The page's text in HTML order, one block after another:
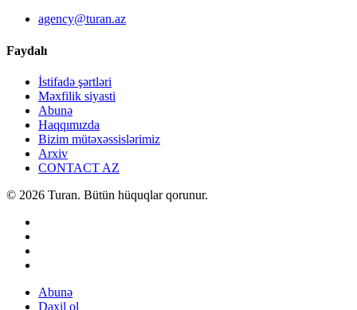
agency@turan.az
Faydalı
İstifadə şərtləri
Məxfilik siyasti
Abunə
Haqqımızda
Bizim mütəxəssislərimiz
Arxiv
CONTACT AZ
© 2026 Turan. Bütün hüquqlar qorunur.
Abunə
Daxil ol